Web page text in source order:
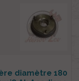
diamètre 180